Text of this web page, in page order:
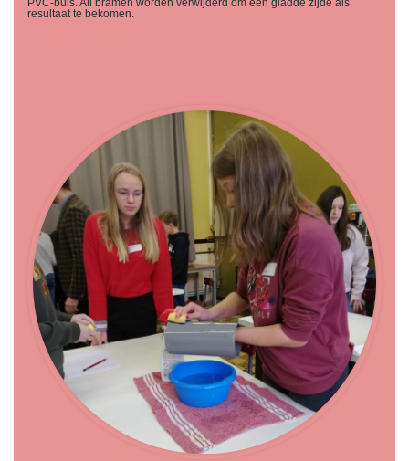
PVC-buis. All bramen worden verwijderd om een gladde zijde als
resultaat te bekomen.